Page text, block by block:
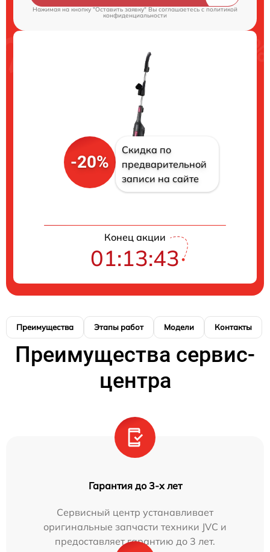
Нажимая на кнопку "Оставить заявку" Вы соглашаетесь cполитикой
конфиденциальности
-20%
Скидка по
предварительной
записи на сайте
Конец акции
01:13:42
Преимущества Этапы работ Модели Контакты
Преимущества сервис-
центра
Гарантия до 3-х лет
Сервисный центр устанавливает
оригинальные запчасти техники JVC и
предоставляет гарантию до 3 лет.